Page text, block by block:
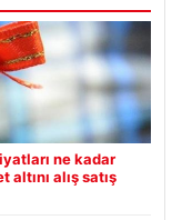
ne kadar
alış satış